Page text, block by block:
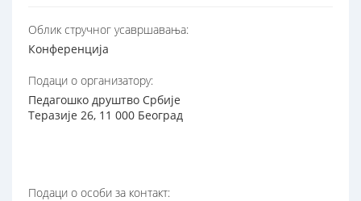
Oблик стручног усавршавања:
Конференција
Подаци о организатору:
Педагошко друштво Србије
Теразије 26, 11 000 Београд
Подаци о особи за контакт: